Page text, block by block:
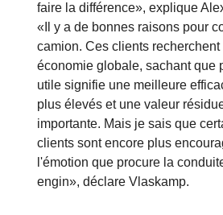
faire la différence», explique
«Il y a de bonnes raisons pour
camion. Ces clients
économie globale, sachant que
utile signifie une meilleure
plus élevés et une valeur
importante. Mais je sais que
clients sont encore plus
l'émotion que procure la
engin», déclare Vlaskamp.